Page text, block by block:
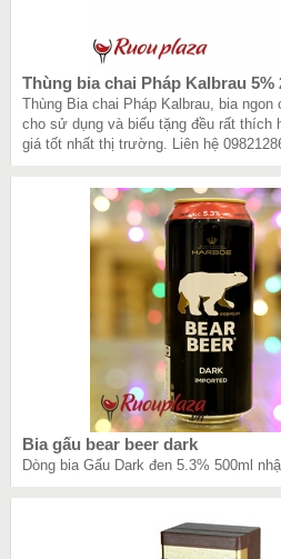
Thùng bia chai Pháp Kalbrau 5%
Thùng Bia chai Pháp Kalbrau, bia ngon
cho sử dụng và biếu tặng đều rất thích
giá tốt nhất thị trường. Liên hệ
Bia gấu bear beer dark
Dòng bia Gấu Dark đen 5.3% 500ml